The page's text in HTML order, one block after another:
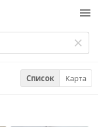
Список Карта